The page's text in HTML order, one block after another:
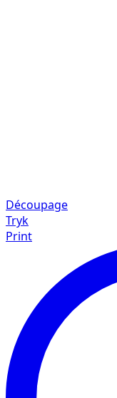
Découpage
Tryk
Print